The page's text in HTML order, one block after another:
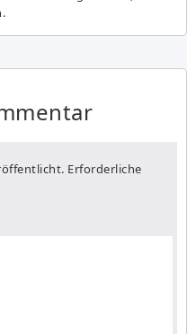
Erforderliche